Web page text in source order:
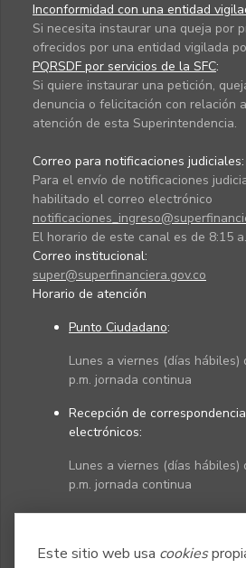
Este sitio web usa cookies
Inconformidad con una entidad
Si necesita instaurar una queja por
ofrecidos por una entidad vigilada
PQRSDF por servicios de la SFC:
Si quiere instaurar una petición,
denuncia o felicitación con relación
atención de esta Superintendencia.
Correo para notificaciones judiciales:
Para el envío de notificaciones
habilitado el correo electrónico
El horario de este canal es de 8:15
Correo institucional:
super@superfinanciera.gov.co
Horario de atención
Punto Ciudadano:
Lunes a viernes (días hábiles)
p.m. jornada continua
Recepción de
electrónicos:
Lunes a viernes (días hábiles)
p.m. jornada continua